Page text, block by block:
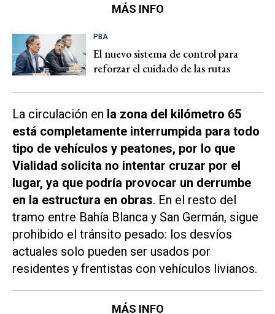
MÁS INFO
PBA
El nuevo sistema de control para
reforzar el cuidado de las rutas
La circulación en la zona del kilómetro 65
está completamente interrumpida para todo
tipo de vehículos y peatones, por lo que
Vialidad solicita no intentar cruzar por el
lugar, ya que podría provocar un derrumbe
en la estructura en obras. En el resto del
tramo entre Bahía Blanca y San Germán, sigue
prohibido el tránsito pesado: los desvíos
actuales solo pueden ser usados por
residentes y frentistas con vehículos livianos.
MÁS INFO